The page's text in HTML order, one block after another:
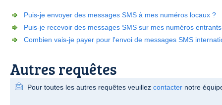
Puis-je envoyer des messages SMS à mes numéros locaux ?
Puis-je recevoir des messages SMS sur mes numéros
Combien vais-je payer pour l'envoi de messages SMS
Autres requêtes
Pour toutes les autres requêtes veuillez contacter notre